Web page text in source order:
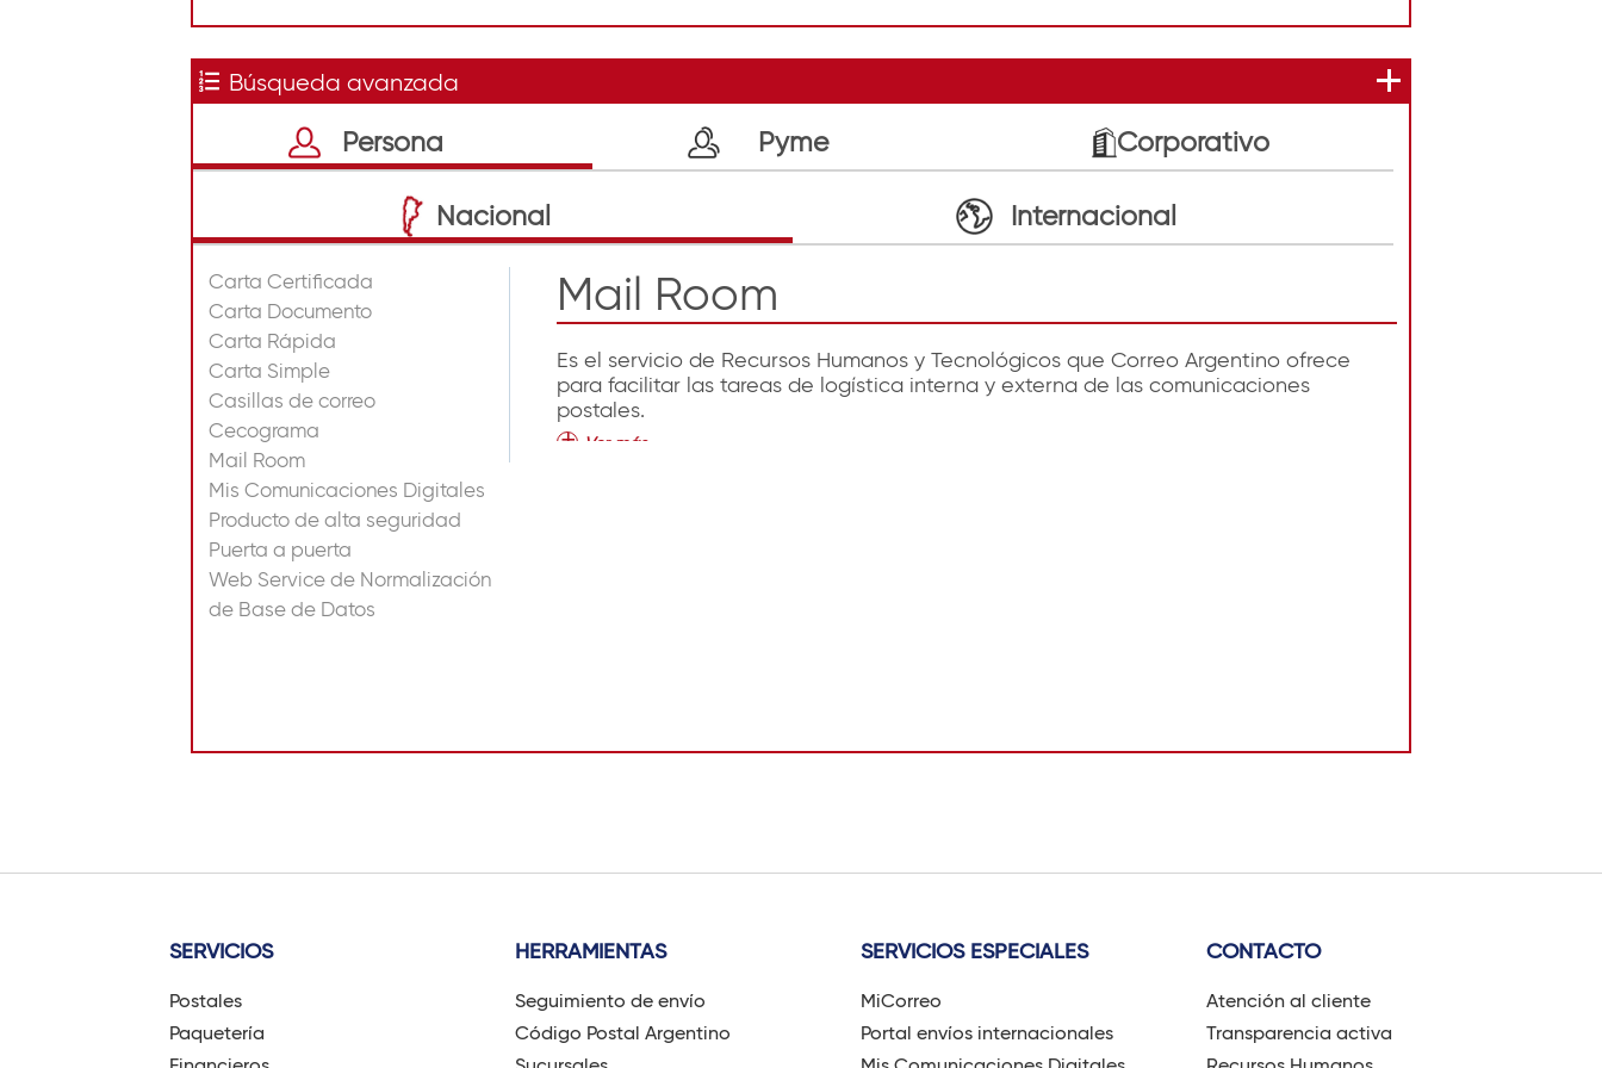
Búsqueda avanzada
Persona Pyme Corporativo
Nacional Internacional
Mail Room
Es el servicio de Recursos Humanos y Tecnológicos que Correo Argentino ofrece
para facilitar las tareas de logística interna y externa de las comunicaciones
postales.
Ver más
Carta Certificada
Carta Documento
Carta Rápida
Carta Simple
Casillas de correo
Cecograma
Mail Room
Mis Comunicaciones Digitales
Producto de alta seguridad
Puerta a puerta
Web Service de Normalización
de Base de Datos
SERVICIOS
Postales
Paquetería
HERRAMIENTAS
Seguimiento de envío
Código Postal Argentino
SERVICIOS ESPECIALES
MiCorreo
Portal envíos internacionales
CONTACTO
Atención al cliente
Transparencia activa